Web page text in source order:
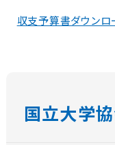
収支予算書ダウンロ
国立大学